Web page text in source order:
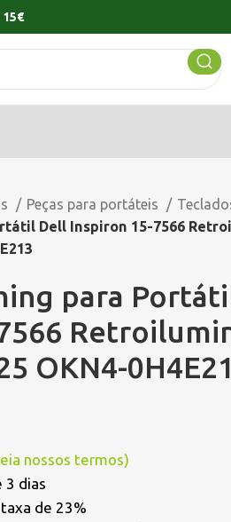
Peças para portáteis
Dell Inspiron 15-7566
para
OKN4-
nossos termos)
3 dias
de 23%